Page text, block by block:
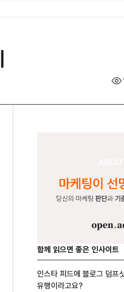
함께 읽으면 좋은 인사이트
인스타 피드에 블로그 덤프
유행이라고요?